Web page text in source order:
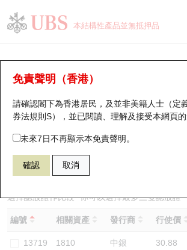
本結構性產品並無抵押品
免責聲明（香港）
請確認閣下為香港居民，及並非美籍人士（定
券法規則S），並已閱讀、理解及接受本網頁的
未來7日不再顯示本免責聲明。
確認 取消
認股證分析儀
表現 街貨統計 比較
14314 瑞銀認購 1810 小米集團
選擇認股證作比較*你可以選擇最多三隻認股證
編號 相關資產 發行商 行使價
13719 1810 中銀 30.88
瑞銀認股證一覽
新發行瑞銀認股證
即將到期認股證
認股證到期結算價查詢
認股證分析儀
認股證速算機
街貨統計
比較
牛熊全景快搜
牛熊證搜尋
牛熊證街貨分佈圖
正股牛熊證列表
新發行瑞銀牛熊證
已收回牛熊證剩餘價值
街貨統計
比較
十大升幅/跌幅
十大認股證成交分佈
十天股證佔大市成交
資金流
街貨統計
三十大平均引伸波幅
正股分析儀
二十大活躍股份
恒指成份股
國指成份股
科指成份股
相關資產沽空
持股比重
顯示所有持股比重
每月輪證大市專題
輪證專欄
講座及教育短片
認股證投資者教育
牛熊證投資者教育
認股證牛熊證常問問題